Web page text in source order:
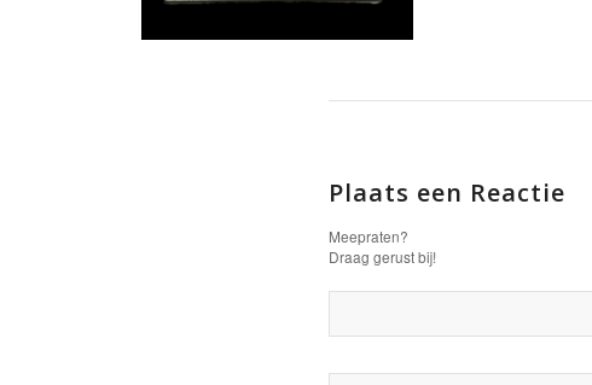
Plaats een Reactie
Meepraten?
Draag gerust bij!